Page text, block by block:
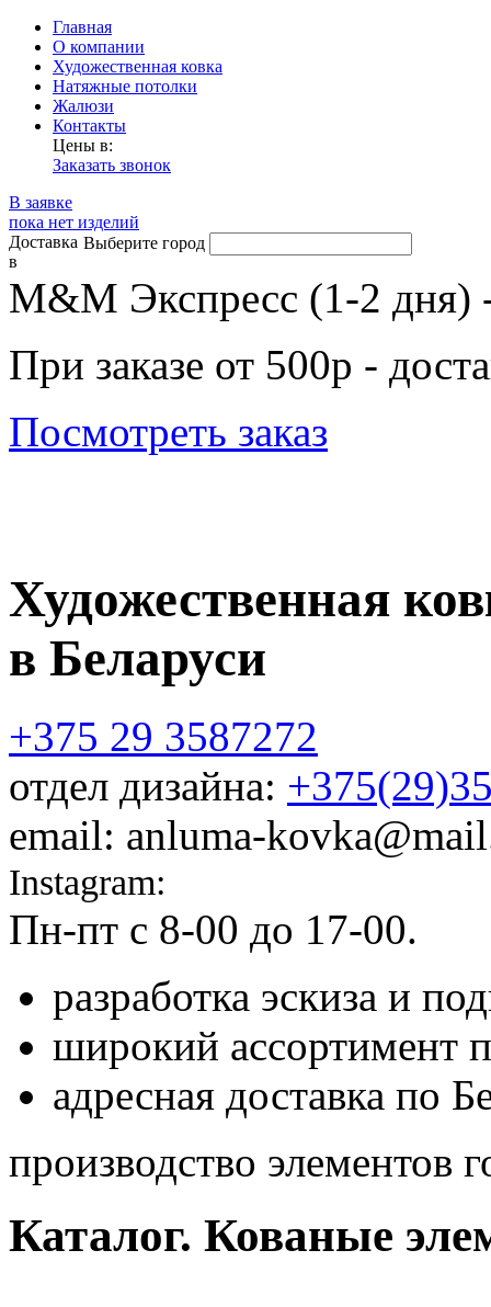
Главная
О компании
Художественная ковка
Натяжные потолки
Жалюзи
Контакты
Цены в:
Заказать звонок
В заявке
пока нет изделий
Доставка
в
Выберите город
М&М Экспресс (1-2 дня)
При заказе от 500р -
Посмотреть заказ
Художественная
в Беларуси
+375 29 3587272
отдел дизайна:
email: anluma-
Instagram:
Пн-пт c 8-00 до 17-00.
разработка эскиза и
широкий ассортимент
адресная доставка по
производство элементов
Каталог. Кованые